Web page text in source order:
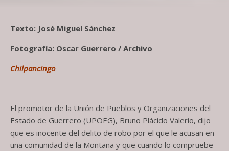
Texto: José Miguel Sánchez
Fotografía: Oscar Guerrero / Archivo
Chilpancingo
El promotor de la Unión de Pueblos y Organizaciones del
Estado de Guerrero (UPOEG), Bruno Plácido Valerio, dijo
que es inocente del delito de robo por el que le acusan en
una comunidad de la Montaña y que cuando lo compruebe